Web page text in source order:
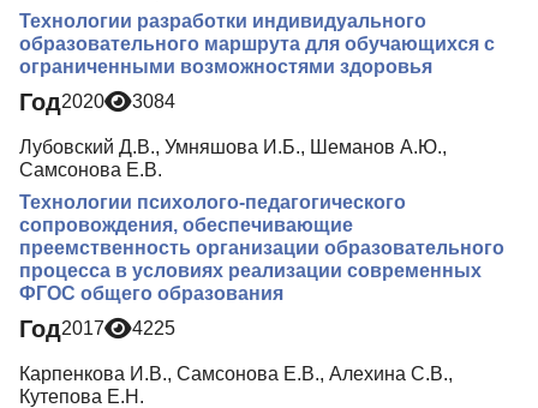
Технологии разработки индивидуального
образовательного маршрута для обучающихся с
ограниченными возможностями здоровья
Год2020 3084
Лубовский Д.В., Умняшова И.Б., Шеманов А.Ю.,
Самсонова Е.В.
Технологии психолого-педагогического
сопровождения, обеспечивающие
преемственность организации образовательного
процесса в условиях реализации современных
ФГОС общего образования
Год2017 4225
Карпенкова И.В., Самсонова Е.В., Алехина С.В.,
Кутепова Е.Н.